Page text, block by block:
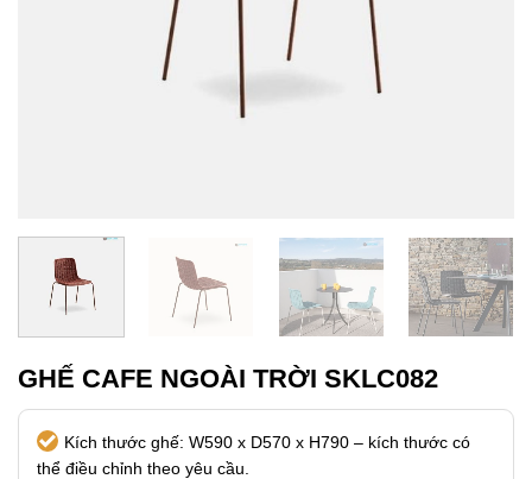
GHẾ CAFE NGOÀI TRỜI SKLC082
Kích thước ghế: W590 x D570 x H790 – kích thước có
thể điều chỉnh theo yêu cầu.